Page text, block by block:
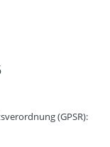
(GPSR):